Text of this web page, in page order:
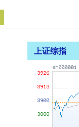
上证综指